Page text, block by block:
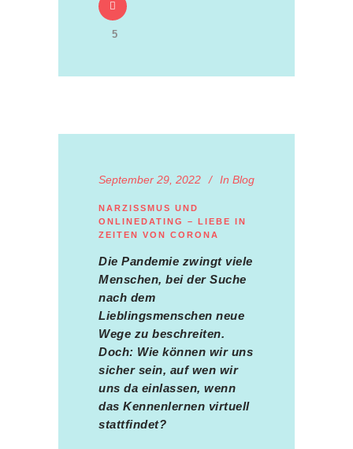
5
September 29, 2022 In Blog
NARZISSMUS UND
ONLINEDATING – LIEBE IN
ZEITEN VON CORONA
Die Pandemie zwingt viele
Menschen, bei der Suche
nach dem
Lieblingsmenschen neue
Wege zu beschreiten.
Doch: Wie können wir uns
sicher sein, auf wen wir
uns da einlassen, wenn
das Kennenlernen virtuell
stattfindet?